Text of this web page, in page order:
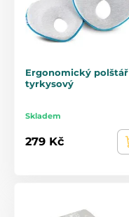
Ergonomický polštář
tyrkysový
Skladem
279 Kč